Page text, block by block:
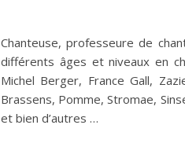
Chanteuse, professeure de
différents âges et niveaux en
Michel Berger, France Gall,
Brassens, Pomme, Stromae,
et bien d’autres …